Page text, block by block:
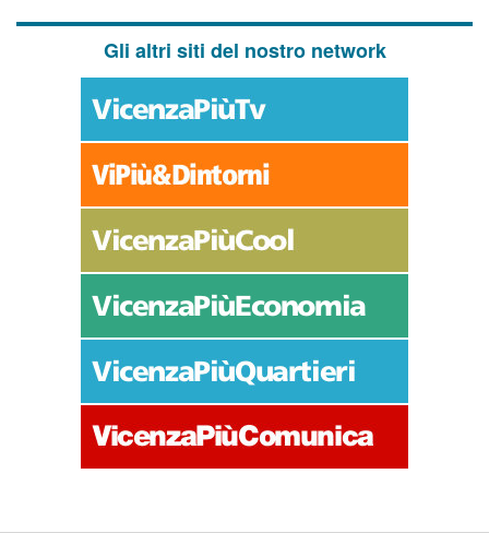
Gli altri siti del nostro network